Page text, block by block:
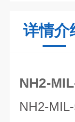
详情介
NH2-
NH2-